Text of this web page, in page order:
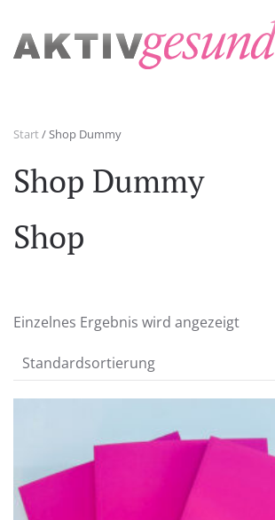
Zum Hauptinhalt springen
Start/ Shop Dummy
Shop Dummy
Shop
Einzelnes Ergebnis wird angezeigt